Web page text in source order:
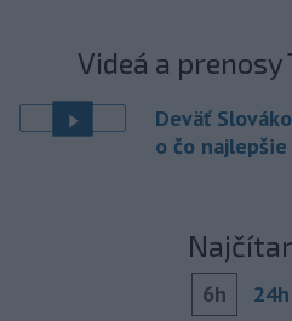
Videá a prenosy
Deväť
o čo
6h 24h